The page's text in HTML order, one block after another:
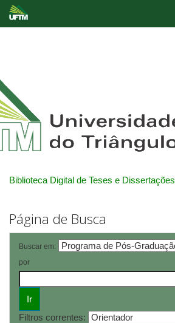
Biblioteca Digital de Teses e Dissertações
Página de Busca
Buscar em:
por
Filtros correntes: